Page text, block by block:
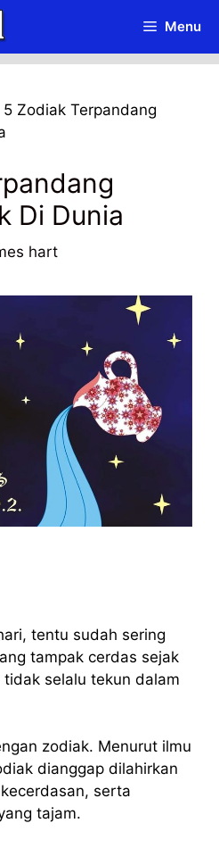
Menu
5 Zodiak Terpandang
Di Dunia
hart
tentu sudah sering
tampak cerdas sejak
selalu tekun dalam
zodiak. Menurut ilmu
dianggap dilahirkan
serta
tajam.